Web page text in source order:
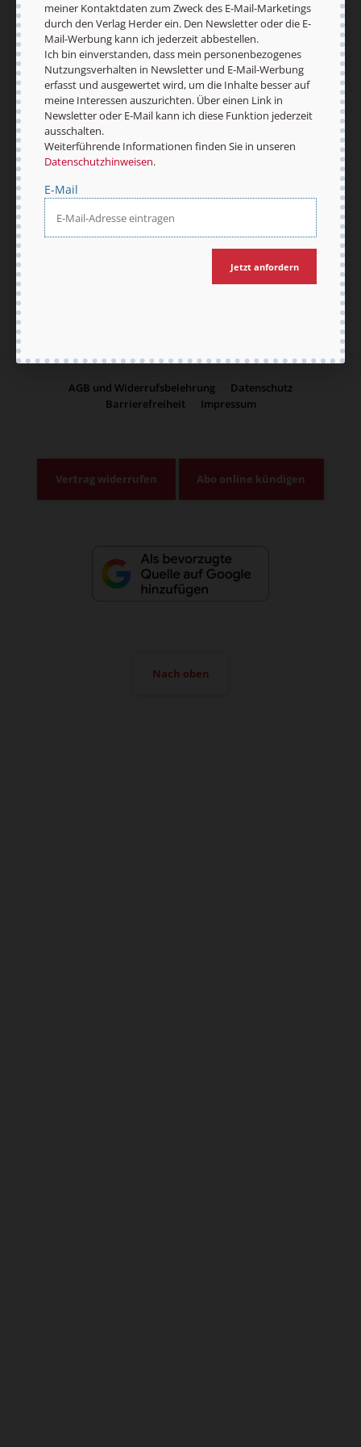
Ich bin einverstanden, dass mein
personenbezogenes Nutzungsverhalten in
Newsletter und E-Mail-Werbung erfasst und
ausgewertet wird, um die Inhalte besser auf
meine Interessen auszurichten. Über einen Link in
Newsletter oder E-Mail kann ich diese Funktion
jederzeit ausschalten.
Weiterführende Informationen finden Sie in
unserenDatenschutzhinweisen.
AGB und Widerrufsbelehrung
Datenschutz
Barrierefreiheit
Impressum
Vertrag widerrufen Abo online kündigen
Nach oben
meiner Kontaktdaten zum Zweck des E-Mail-Marketings
durch den Verlag Herder ein. Den Newsletter oder die E-
Mail-Werbung kann ich jederzeit abbestellen.
Ich bin einverstanden, dass mein personenbezogenes
Nutzungsverhalten in Newsletter und E-Mail-Werbung
erfasst und ausgewertet wird, um die Inhalte besser auf
meine Interessen auszurichten. Über einen Link in
Newsletter oder E-Mail kann ich diese Funktion jederzeit
ausschalten.
Weiterführende Informationen finden Sie in unseren
Datenschutzhinweisen.
E-Mail
Jetzt anfordern